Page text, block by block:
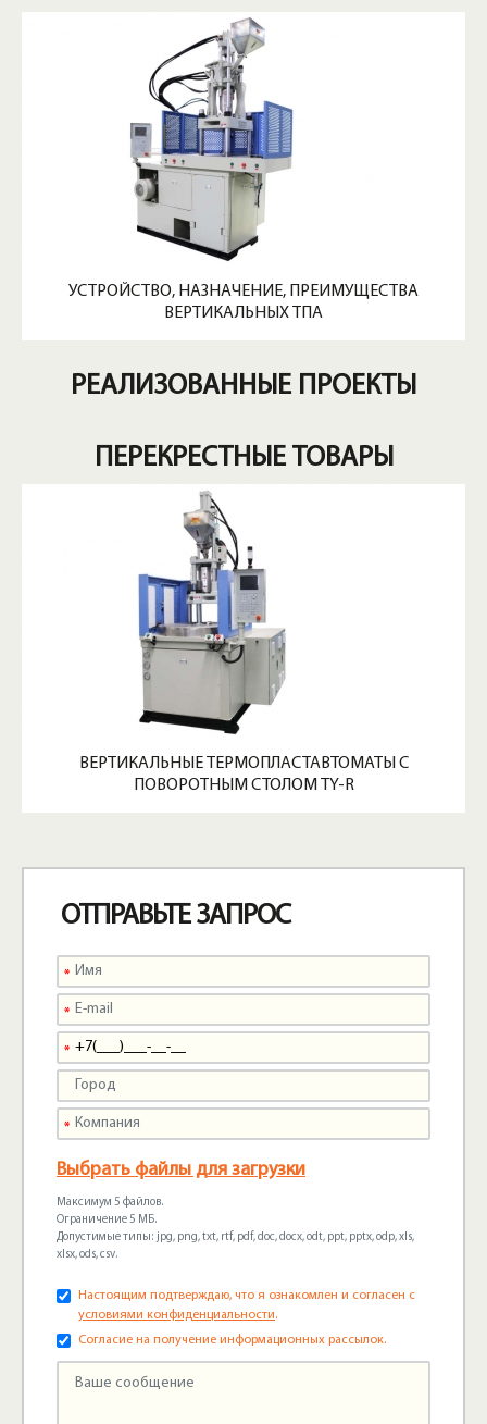
УСТРОЙСТВО, НАЗНАЧЕНИЕ, ПРЕИМУЩЕСТВА
ВЕРТИКАЛЬНЫХ ТПА
РЕАЛИЗОВАННЫЕ ПРОЕКТЫ
ПЕРЕКРЕСТНЫЕ ТОВАРЫ
ВЕРТИКАЛЬНЫЕ ТЕРМОПЛАСТАВТОМАТЫ С
ПОВОРОТНЫМ СТОЛОМ TY-R
ОТПРАВЬТЕ ЗАПРОС
Выбрать файлы для загрузки
Максимум 5 файлов.
Ограничение 5 МБ.
Допустимые типы: jpg, png, txt, rtf, pdf, doc, docx, odt, ppt, pptx, odp, xls,
xlsx, ods, csv.
Настоящим подтверждаю, что я ознакомлен и согласен с
условиями конфиденциальности.
Согласие на получение информационных рассылок.